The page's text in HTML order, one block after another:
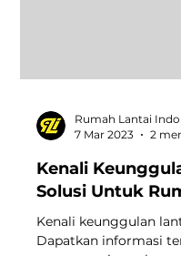
Rumah Lantai
7 Mar 2023
2
Kenali
Solusi Untuk